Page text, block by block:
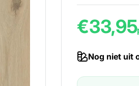
€33,95
Nog niet uit